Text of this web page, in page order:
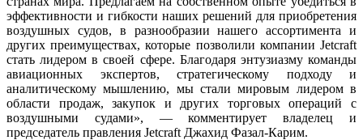
эффективности и гибкости наших решений для приобретения
воздушных судов, в разнообразии нашего ассортимента и
других преимуществах, которые позволили компании Jetcraft
стать лидером в своей сфере. Благодаря энтузиазму команды
авиационных экспертов, стратегическому подходу и
аналитическому мышлению, мы стали мировым лидером в
области продаж, закупок и других торговых операций с
воздушными судами», — комментирует владелец и
председатель правления Jetcraft Джахид Фазал-Карим.